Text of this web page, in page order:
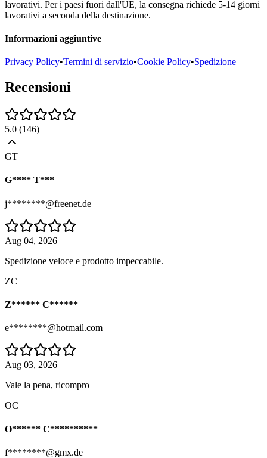
lavorativi. Per i paesi fuori dall'UE, la consegna richiede 5-14 giorni
lavorativi a seconda della destinazione.
Informazioni aggiuntive
Privacy Policy•Termini di servizio•Cookie Policy•Spedizione
Recensioni
5.0 (146)
GT
G**** T***
j********@freenet.de
Aug 04, 2026
Spedizione veloce e prodotto impeccabile.
ZC
Z****** C******
e********@hotmail.com
Aug 03, 2026
Vale la pena, ricompro
OC
O****** C**********
f********@gmx.de